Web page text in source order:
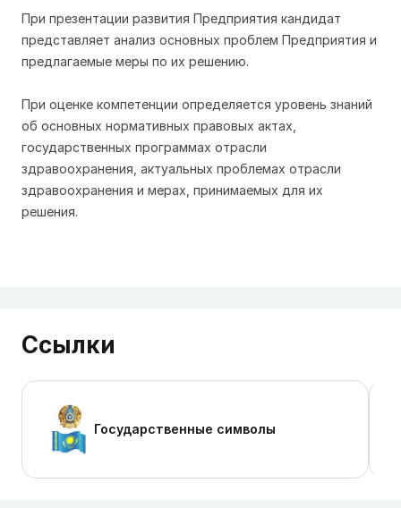
При презентации развития Предприятия кандидат
представляет анализ основных проблем Предприятия и
предлагаемые меры по их решению.
При оценке компетенции определяется уровень знаний
об основных нормативных правовых актах,
государственных программах отрасли
здравоохранения, актуальных проблемах отрасли
здравоохранения и мерах, принимаемых для их
решения.
Ссылки
Государственные символы